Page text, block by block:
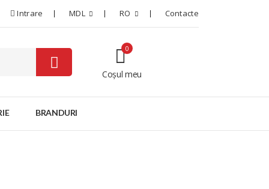
Intrare MDL RO Contacte
Coșul meu
0
BRANDURI